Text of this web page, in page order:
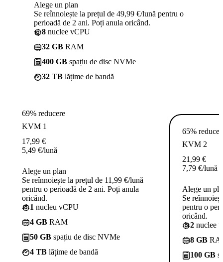
Alege un plan
Se reînnoiește la prețul de 49,99 €/lună pentru o
perioadă de 2 ani. Poți anula oricând.
8 nuclee vCPU
32 GB RAM
400 GB spațiu de disc NVMe
32 TB lățime de bandă
69% reducere
KVM 1
17,99 €
5,49 €/lună
Alege un plan
Se reînnoiește la prețul de 11,99 €/lună
pentru o perioadă de 2 ani. Poți anula
oricând.
1 nucleu vCPU
4 GB RAM
50 GB spațiu de disc NVMe
4 TB lățime de bandă
65%
KVM 2
21,99 €
7,79 €/lună
Alege un
Se
pentru o
oricând.
2 nuclee
8 GB
100 GB